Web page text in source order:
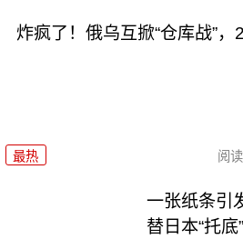
炸疯了！俄乌互掀“仓库战”
最热 阅读
一张纸条引
替日本“托底”